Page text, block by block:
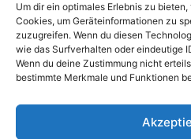
Um dir ein optimales Erlebnis zu
Cookies, um Geräteinformationen zu
zuzugreifen. Wenn du diesen
wie das Surfverhalten oder eindeutige
Wenn du deine Zustimmung nicht
bestimmte Merkmale und Funktionen
Phase seiner Entstehung.
Eine Pressemitteilung der
Universität Heidelberg.
Heidelberg 14. Dezember
2022. 14. Dezember 2022 –